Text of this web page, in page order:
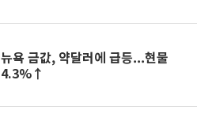
뉴욕 금값, 약달러에 급등...현물
4.3%↑